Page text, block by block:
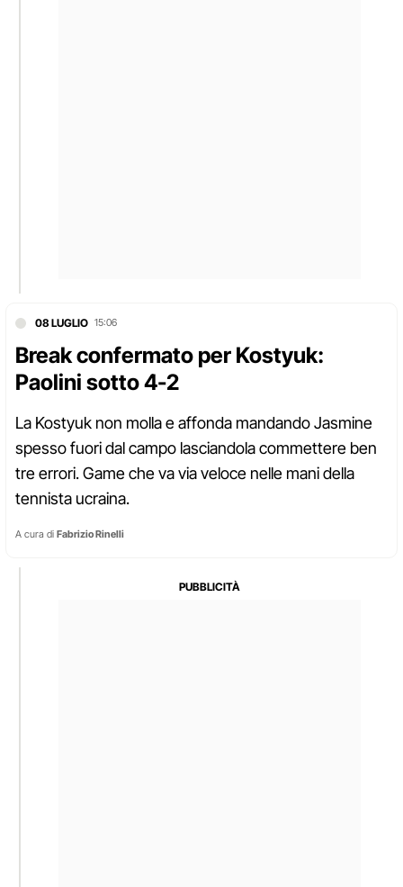
08 LUGLIO 15:06
Break confermato per Kostyuk:
Paolini sotto 4-2
La Kostyuk non molla e affonda mandando Jasmine
spesso fuori dal campo lasciandola commettere ben
tre errori. Game che va via veloce nelle mani della
tennista ucraina.
A cura di Fabrizio Rinelli